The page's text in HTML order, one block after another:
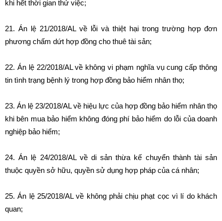
khi hết thời gian thử việc;
21. Án lệ 21/2018/AL về lỗi và thiệt hại trong trường hợp đơn
phương chấm dứt hợp đồng cho thuê tài sản;
22. Án lệ 22/2018/AL về không vi phạm nghĩa vụ cung cấp thông
tin tình trạng bệnh lý trong hợp đồng bảo hiểm nhân thọ;
23. Án lệ 23/2018/AL về hiệu lực của hợp đồng bảo hiểm nhân thọ
khi bên mua bảo hiểm không đóng phí bảo hiểm do lỗi của doanh
nghiệp bảo hiểm;
24. Án lệ 24/2018/AL về di sản thừa kế chuyển thành tài sản
thuộc quyền sở hữu, quyền sử dụng hợp pháp của cá nhân;
25. Án lệ 25/2018/AL về không phải chịu phạt cọc vì lí do khách
quan;